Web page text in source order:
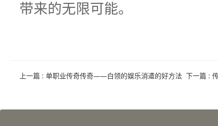
带来的无限可能。
上一篇 : 单职业传奇传奇——白领的娱乐消遣的好方法 下一篇 :